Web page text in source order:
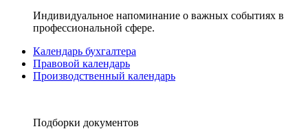
Индивидуальное напоминание о важных событиях в
профессиональной сфере.
Календарь бухгалтера
Правовой календарь
Производственный календарь
Подборки документов